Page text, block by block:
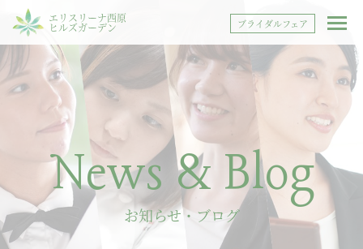
エリスリーナ西原
ヒルズガーデン ブライダルフェア
News & Blog
お知らせ・ブログ